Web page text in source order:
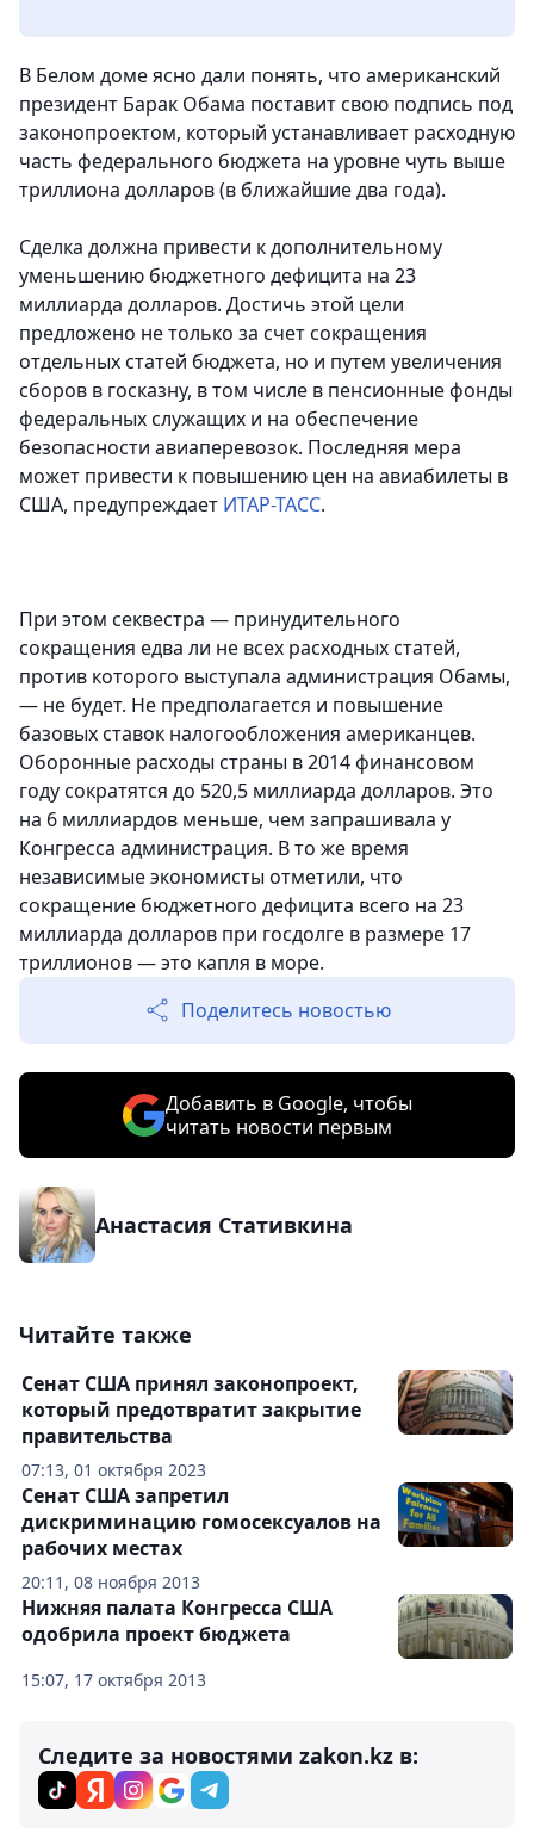
В Белом доме ясно дали понять, что американский
президент Барак Обама поставит свою подпись под
законопроектом, который устанавливает расходную
часть федерального бюджета на уровне чуть выше
триллиона долларов (в ближайшие два года).
Сделка должна привести к дополнительному
уменьшению бюджетного дефицита на 23
миллиарда долларов. Достичь этой цели
предложено не только за счет сокращения
отдельных статей бюджета, но и путем увеличения
сборов в госказну, в том числе в пенсионные фонды
федеральных служащих и на обеспечение
безопасности авиаперевозок. Последняя мера
может привести к повышению цен на авиабилеты в
США, предупреждает ИТАР-ТАСС.
При этом секвестра — принудительного
сокращения едва ли не всех расходных статей,
против которого выступала администрация Обамы,
— не будет. Не предполагается и повышение
базовых ставок налогообложения американцев.
Оборонные расходы страны в 2014 финансовом
году сократятся до 520,5 миллиарда долларов. Это
на 6 миллиардов меньше, чем запрашивала у
Конгресса администрация. В то же время
независимые экономисты отметили, что
сокращение бюджетного дефицита всего на 23
миллиарда долларов при госдолге в размере 17
триллионов — это капля в море.
Поделитесь новостью
Добавить в Google, чтобы
читать новости первым
Анастасия Стативкина
Читайте также
07:13, 01 октября 2023
Сенат США принял законопроект,
который предотвратит закрытие
правительства
20:11, 08 ноября 2013
Сенат США запретил
дискриминацию гомосексуалов на
рабочих местах
15:07, 17 октября 2013
Нижняя палата Конгресса США
одобрила проект бюджета
Следите за новостями zakon.kz в: